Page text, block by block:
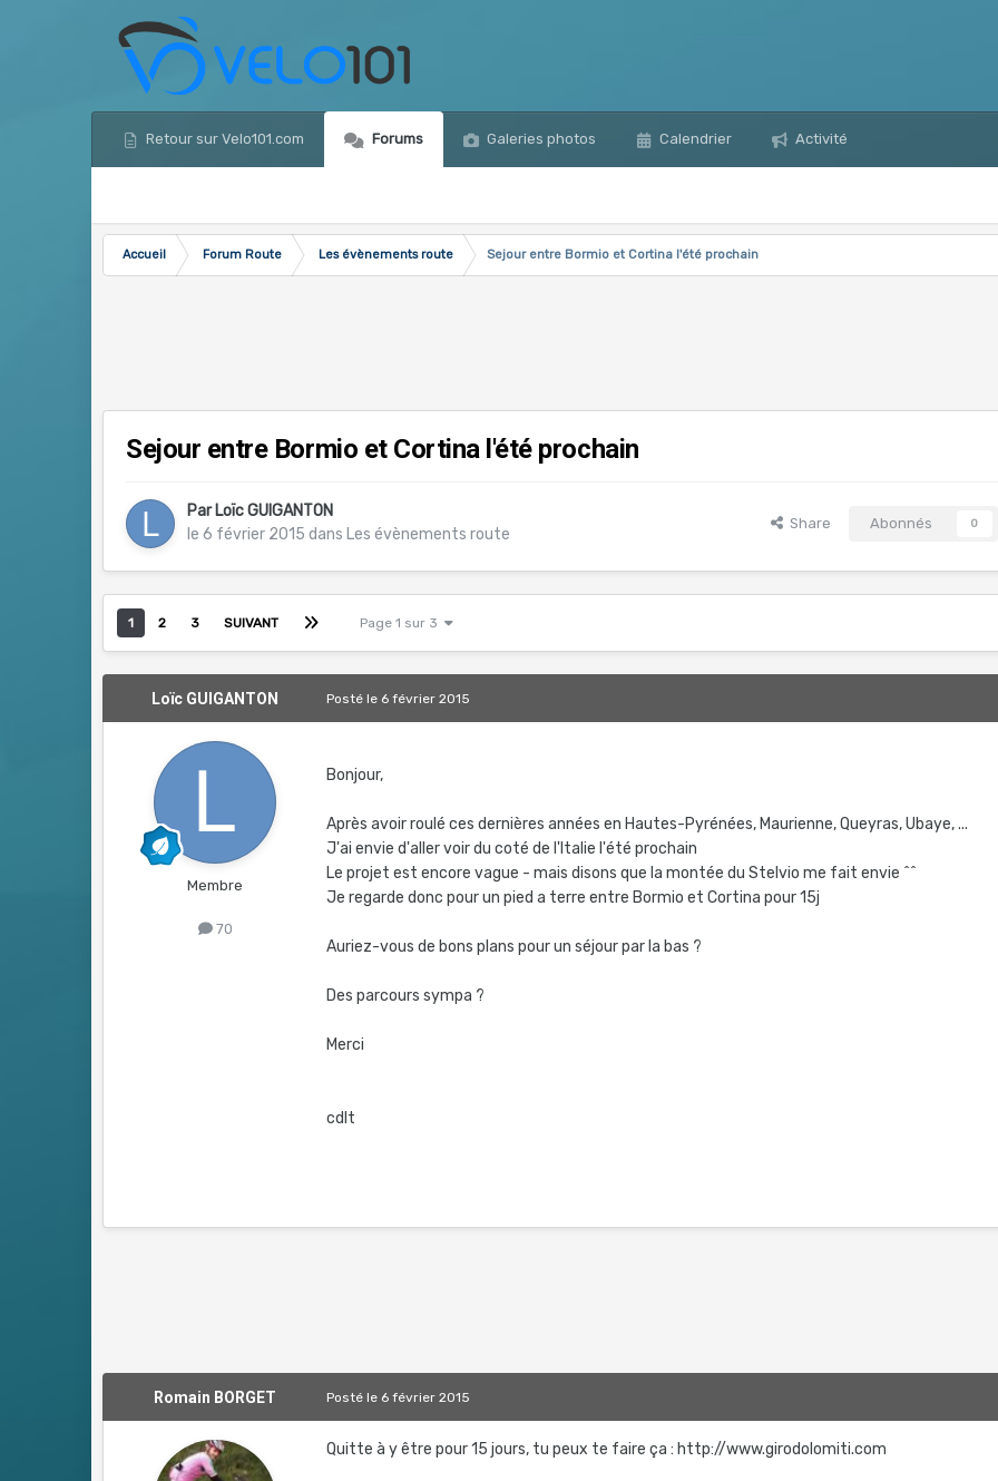
Retour sur Velo101.com Forums Galeries photos Calendrier Activité
Accueil Forum Route Les évènements route Sejour entre Bormio et Cortina l'été prochain
Sejour entre Bormio et Cortina l'été prochain
Par Loïc GUIGANTON
le 6 février 2015 dans Les évènements route
Share Abonnés 0
1 2 3 SUIVANT Page 1 sur 3
Loïc GUIGANTON
Membre
70
Postéle 6 février 2015
Bonjour,
Après avoir roulé ces dernières années en Hautes-Pyrénées, Maurienne, Queyras, Ubaye, ...
J'ai envie d'aller voir du coté de l'Italie l'été prochain
Le projet est encore vague - mais disons que la montée du Stelvio me fait envie ^^
Je regarde donc pour un pied a terre entre Bormio et Cortina pour 15j
Auriez-vous de bons plans pour un séjour par la bas ?
Des parcours sympa ?
Merci
cdlt
Romain BORGET Postéle 6 février 2015
Quitte à y être pour 15 jours, tu peux te faire ça : http://www.girodolomiti.com